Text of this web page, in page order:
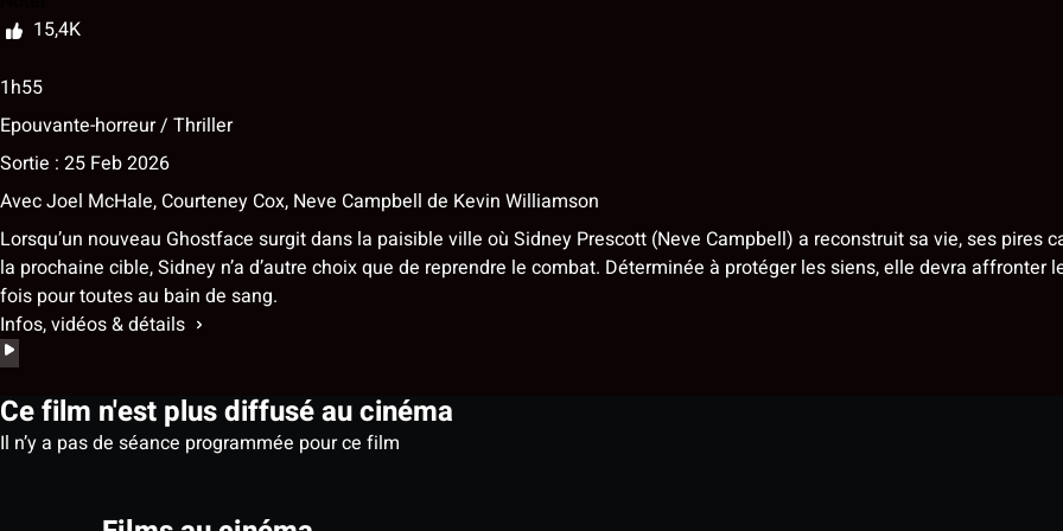
15,4K
1h55
Epouvante-horreur / Thriller
Sortie : 25 Feb 2026
AvecJoel McHale, Courteney Cox, Neve Campbell de Kevin Williamson
Lorsqu’un nouveau Ghostface surgit dans la paisible ville où Sidney Prescott (Neve Campbell) a reconstruit sa vie, ses
la prochaine cible, Sidney n’a d’autre choix que de reprendre le combat. Déterminée à protéger les siens, elle devra
fois pour toutes au bain de sang.
Infos, vidéos & détails
Ce film n'est plus diffusé au cinéma
Il n’y a pas de séance programmée pour ce film